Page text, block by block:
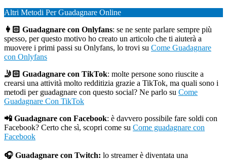
Altri Metodi Per Guadagnare Online
👩🏻 Guadagnare con Onlyfans: se ne sente parlare sempre più
spesso, per questo motivo ho creato un articolo che ti aiuterà a
muovere i primi passi su Onlyfans, lo trovi su Come Guadagnare
con Onlyfans
🤳🏻 Guadagnare con TikTok: molte persone sono riuscite a
crearsi una attività molto redditizia grazie a TikTok, ma quali sono i
metodi per guadagnare con questo social? Ne parlo su Come
Guadagnare Con TikTok
📲 Guadagnare con Facebook: è davvero possibile fare soldi con
Facebook? Certo che sì, scopri come su Come guadagnare con
Facebook
🎧 Guadagnare con Twitch: lo streamer è diventata una